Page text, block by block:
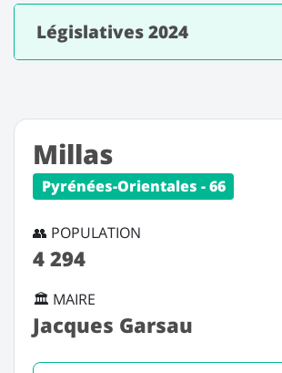
Législatives 2024
Millas
Pyrénées-Orientales - 66
👥 POPULATION
4 294
🏛️ MAIRE
Jacques Garsau